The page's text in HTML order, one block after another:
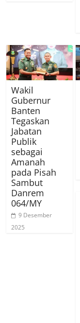
Wakil
Gubernur
Banten
Tegaskan
Jabatan
Publik
sebagai
Amanah
pada Pisah
Sambut
Danrem
064/MY
9 Desember
2025